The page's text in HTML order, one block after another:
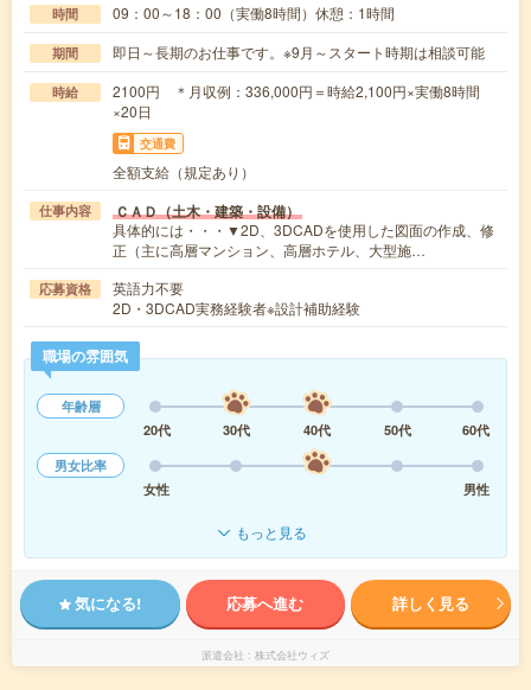
時間 09：00～18：00（実働8時間）休憩：1時間
期間 即日～長期のお仕事です。※9月～スタート時期は相談可能
時給
2100円 ＊月収例：336,000円＝時給2,100円×実働8時間
×20日
交通費
全額支給（規定あり）
仕事内容 ＣＡＤ（土木・建築・設備）
具体的には・・・▼2D、3DCADを使用した図面の作成、修
正（主に高層マンション、高層ホテル、大型施…
応募資格
英語力不要
2D・3DCAD実務経験者※設計補助経験
職場の雰囲気
年齢層
20代
30代 40代 50代
60代
男女比率
女性
男性
もっと見る
気になる! 応募へ進む 詳しく見る
派遣会社 株式会社ウィズ